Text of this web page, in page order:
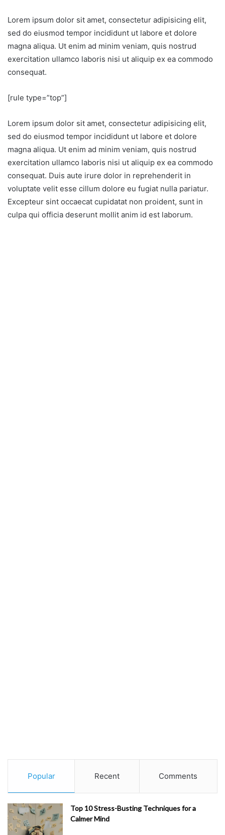
Lorem ipsum dolor sit amet, consectetur adipisicing elit,
sed do eiusmod tempor incididunt ut labore et dolore
magna aliqua. Ut enim ad minim veniam, quis nostrud
exercitation ullamco laboris nisi ut aliquip ex ea commodo
consequat.
[rule type=”top”]
Lorem ipsum dolor sit amet, consectetur adipisicing elit,
sed do eiusmod tempor incididunt ut labore et dolore
magna aliqua. Ut enim ad minim veniam, quis nostrud
exercitation ullamco laboris nisi ut aliquip ex ea commodo
consequat. Duis aute irure dolor in reprehenderit in
voluptate velit esse cillum dolore eu fugiat nulla pariatur.
Excepteur sint occaecat cupidatat non proident, sunt in
culpa qui officia deserunt mollit anim id est laborum.
Popular Recent Comments
Top 10 Stress-Busting Techniques for a
Calmer Mind